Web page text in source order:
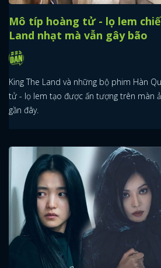
Mô típ hoàng tử - lọ lem
Land nhạt mà vẫn gây bão
King The Land và những bộ phim Hàn
tử - lọ lem tạo được ấn tượng trên màn
gần đây.